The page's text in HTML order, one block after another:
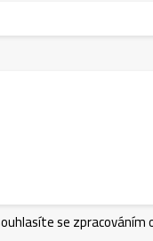
se zpracováním